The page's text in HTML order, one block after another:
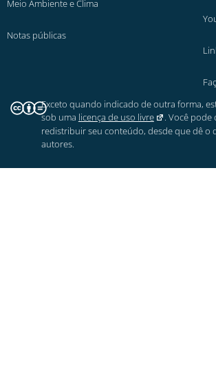
Meio Ambiente e Clima
Notas públicas
Exceto quando indicado de outra forma,
sob uma licença de uso livre
. Você
redistribuir seu conteúdo, desde que dê o
autores.